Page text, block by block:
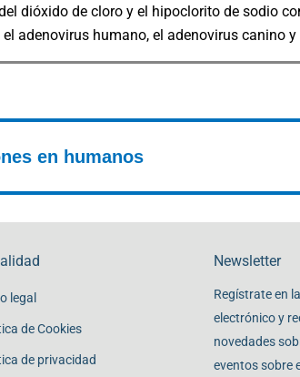
dióxido de cloro y el hipoclorito de sodio
adenovirus humano, el adenovirus canino
en humanos
legal
de Cookies
de privacidad
Newsletter
Regístrate en
electrónico y
novedades
eventos sobre